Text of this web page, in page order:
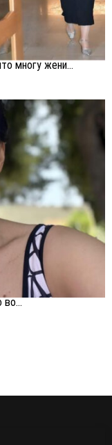
многу жени...
во...